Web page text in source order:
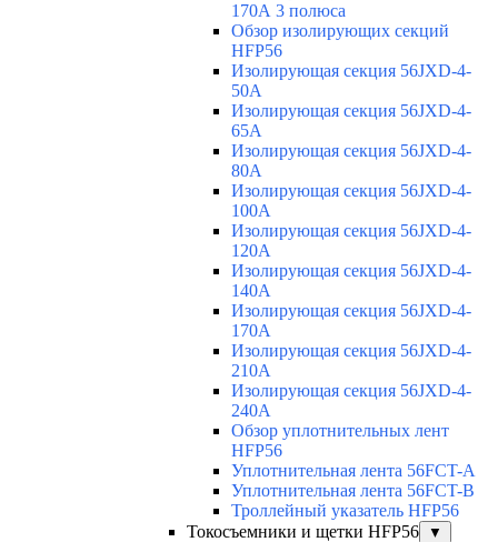
170А 3 полюса
Обзор изолирующих секций
HFP56
Изолирующая секция 56JXD-4-
50A
Изолирующая секция 56JXD-4-
65A
Изолирующая секция 56JXD-4-
80A
Изолирующая секция 56JXD-4-
100A
Изолирующая секция 56JXD-4-
120A
Изолирующая секция 56JXD-4-
140A
Изолирующая секция 56JXD-4-
170A
Изолирующая секция 56JXD-4-
210A
Изолирующая секция 56JXD-4-
240A
Обзор уплотнительных лент
HFP56
Уплотнительная лента 56FCT-A
Уплотнительная лента 56FCT-B
Троллейный указатель HFP56
Токосъемники и щетки HFP56
▼